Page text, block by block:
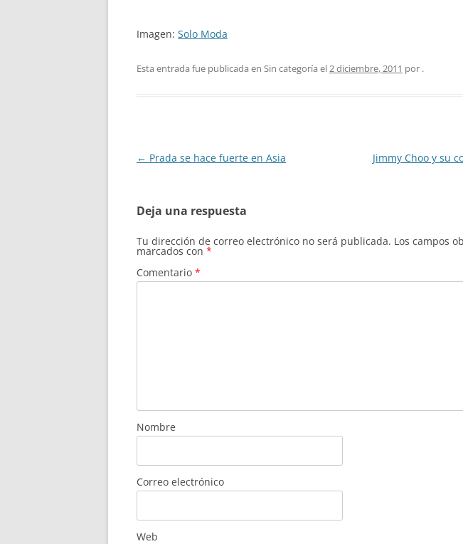
Imagen: Solo Moda
Esta entrada fue publicada en Sin categoría el2 diciembre, 2011 por .
Navegación
← Prada se hace fuerte en Asia Jimmy Choo y su
Deja una respuesta
Tu dirección de correo electrónico no será publicada. Los campos
marcados con *
Comentario *
Nombre
Correo electrónico
Web